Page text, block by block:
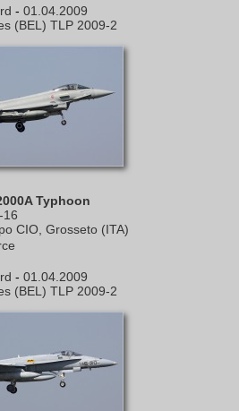
- 01.04.2009
(BEL) TLP 2009-2
Typhoon
16
CIO, Grosseto (ITA)
- 01.04.2009
(BEL) TLP 2009-2